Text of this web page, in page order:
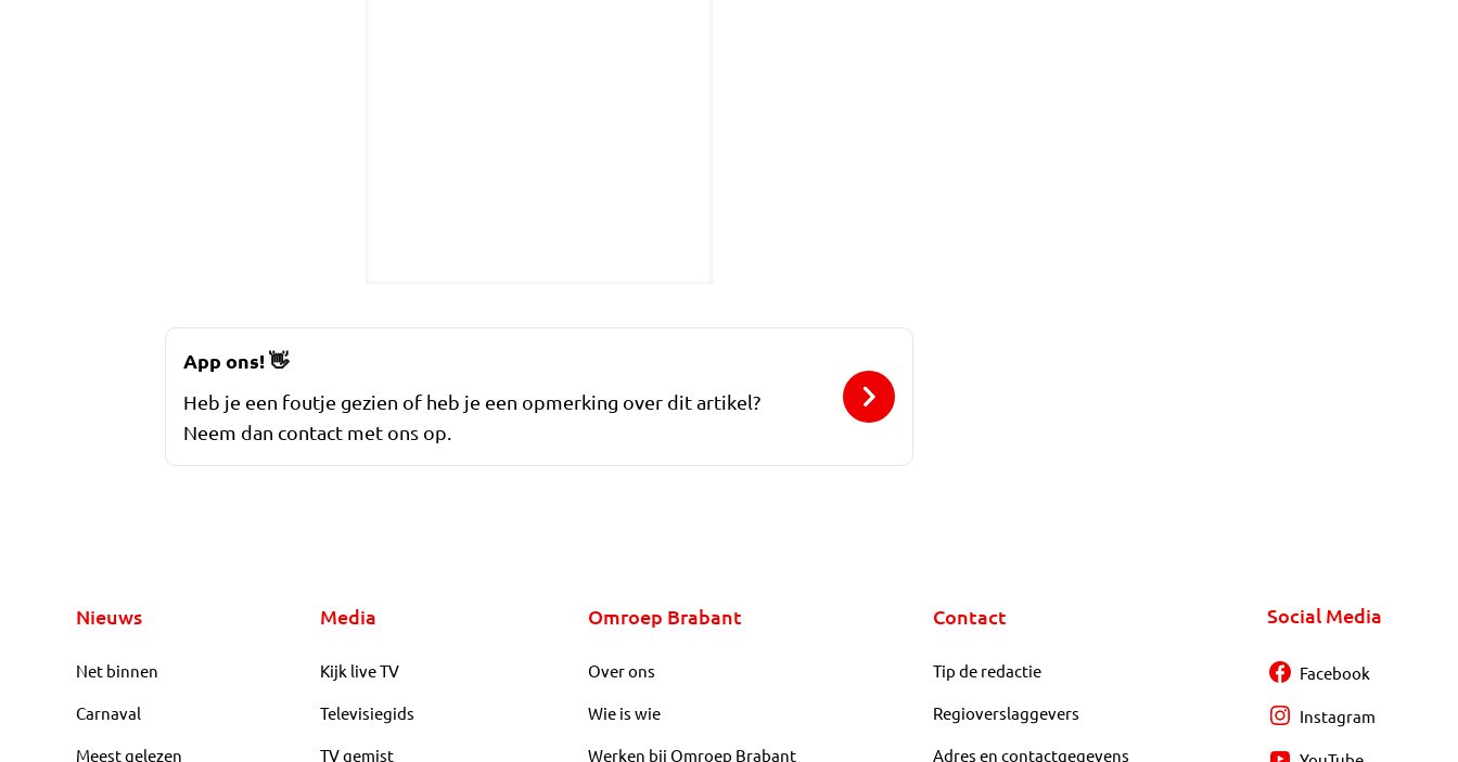
App ons!👋
Heb je een foutje gezien of heb je een opmerking over dit artikel?
Neem dan contact met ons op.
Nieuws
Net binnen
Carnaval
Meest gelezen
Media
Kijk live TV
Televisiegids
TV gemist
Omroep Brabant
Over ons
Wie is wie
Werken bij Omroep Brabant
Contact
Tip de redactie
Regioverslaggevers
Adres en contactgegevens
Social Media
Facebook
Instagram